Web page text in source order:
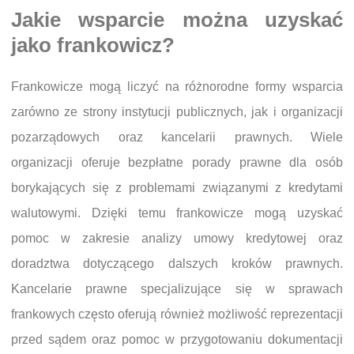
Jakie wsparcie można uzyskać
jako frankowicz?
Frankowicze mogą liczyć na różnorodne formy wsparcia
zarówno ze strony instytucji publicznych, jak i organizacji
pozarządowych oraz kancelarii prawnych. Wiele
organizacji oferuje bezpłatne porady prawne dla osób
borykających się z problemami związanymi z kredytami
walutowymi. Dzięki temu frankowicze mogą uzyskać
pomoc w zakresie analizy umowy kredytowej oraz
doradztwa dotyczącego dalszych kroków prawnych.
Kancelarie prawne specjalizujące się w sprawach
frankowych często oferują również możliwość reprezentacji
przed sądem oraz pomoc w przygotowaniu dokumentacji